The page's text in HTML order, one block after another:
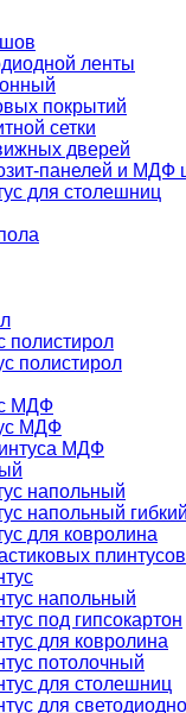
ленты
покрытий
сетки
дверей
панелей и МДФ
для столешниц
полистирол
полистирол
МДФ
МДФ
МДФ
напольный
напольный гибкий
для ковролина
плинтусов
напольный
под гипсокартон
для ковролина
потолочный
для столешниц
для